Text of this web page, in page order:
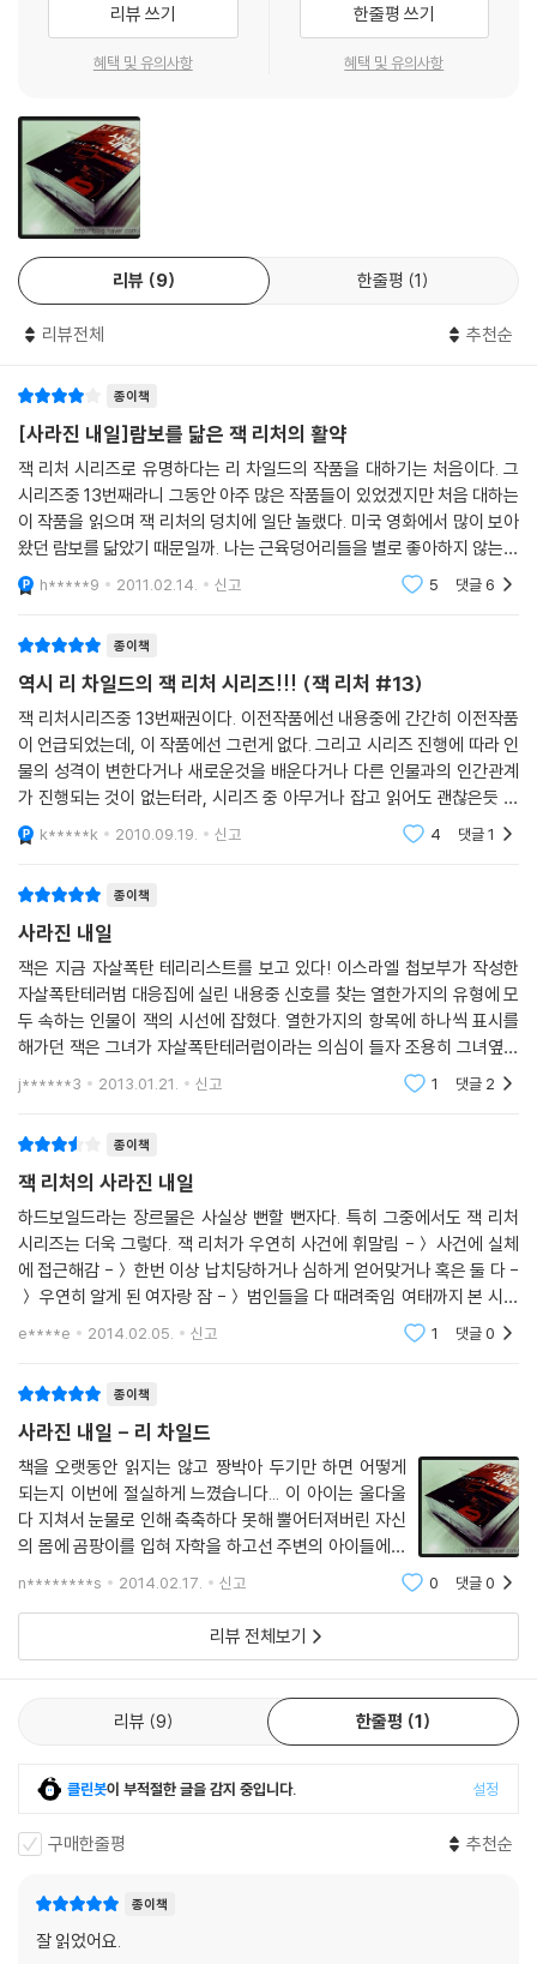
경길의 지루함을 달래줄, 엔터테인먼트 소설의 진수를 보여준다.
“주소도 없고 가족도 없고 휴대전화도 없는” 거칠 것이 없는 떠돌이 액션
주소도 없고 가족도 없고 휴대전화도 없이 전국을 떠도는, 이른바 3무(無)
방랑자 잭 리처는 이런저런 이유에 얽매여 함부로 몸을 운신하지 못하는
현대인의 모습과 사뭇 대비된다. 언제든 몸을 움직일 수 있도록 다른 거추
장스러운 것들은 몸에 지니지 않되 휴대용 칫솔 하나만큼은 항상 챙기는
잭 리처의 행적은 누구나 한 번쯤 마음속으로 그려보았을 자유와 닮아 있
다. 거기에다 군대에서 익힌 독보적인 백병전 능력과 무기를 다루는 노하
우, 평균을 훌쩍 뛰어넘는 장신의 키와 육중한 몸무게 등 누구에게도 지지
않는 신체적 능력을 과시하는 그의 액션은 머릿속으로 잠시 그려보는 것만
으로도 아드레날린이 솟구치는 흥분과 긴장을 선사한다. 직장에서 해고된
스타 작가의 반열에 올린 ‘잭 리처’ 캐릭터는 이렇듯 거칠고 거침없는 동시
에 재즈의 선율을 따라 발걸음을 옮길 만큼 보헤미안적인 매력을 뽐내기도
한다. 가진 것이 없기 때문에 구속받지 않고, 구속받지 않기 때문에 남의 눈
치 볼 것 없이 자신의 가치 기준에 따라 거침없이 행동해나가는 그의 모습
은 잭 리처라는 캐릭터를 영미권에서 가장 오랜 시간 사랑받는 액션 캐릭
터 중 하나로 자리 잡게 했다. 1997년의 『추적자』를 시작으로 매년 한 권
씩 발간해 2010년 『61시간 61hrs』(2011년 오픈하우스 출간 예정)까지
예정이기도 하다.
인간이기에 일어날 수 있는 인적 오류와 그로 인한 비극.
사라져가는 내일과 사라지지 않는 분노의 이중주
자살폭탄 테러리스트를 구분하는 열두 가지 행동지침을 아는가? 여자의
경우는 열한 가지로 줄어드는 이 리스트는 이스라엘군이 작성하여 배포한,
실제로 존재하는 행동지침이다. 부적절한 옷차림, 뻣뻣하고 기계적인 걸음
걸이 등 자살폭탄 테러범의 실제적인 행동 특징을 하나하나 소개해나가며
듯이 자세히 그 모습을 그려내며 독자의 시선을 사로잡는다. 그러나 인간
이기에 언제나 오류는 존재하는 법. 소설은 머릿속의 냉철한 이성과 마음
속의 불안한 감성을 대비시키며 읽는 이를 잭 리처가 앉아 있는 뉴욕 지하
철 6호선으로 초대한다. 만약 눈앞에 자살폭탄 테러리스트로 의심되는 사
람이 앉아 있다면 어떻게 행동하겠는가. 만약 판단이 맞는다면? 또는 틀리
다면? 테러라는 광풍에 휩쓸려 평범한 삶을 빼앗긴 한 여인의 모습으로부
터 시작하는 이 소설은 끊임없이 테러를 일으키는 자들과 그들과 협상하려
는 자들, 그에 휩쓸리는 자들과 그에 맞서는 인물들의 모습을 묘사해간다.
지침에 의해 오인되어 억울하게 사살당한 브라질 소년 사건이 있었다. 이
렇듯 9·11이라는 거대한 참사로 대변되는 테러의 끔찍성과 이를 피하고자
하는 집단의 이기심이 비롯시키는 또 다른 비극은 우리의 주변에서 알게
모르게 되풀이되고 있다. 아무런 연계성 없이 발생하는 테러에 평범한 삶
을 빼앗겨버린 억울한 시민들의 비극. 그리고 이를 피하고자 하는 행동이
일으키는 또 다른 비극. 이 사이를 작가 리 차일드는 잭 리처라는 인물을 통
해 통쾌하게 질러나간다. 주소도 가족도 없이, 휴대전화도 없이 사회 부적
과연 무엇일까. 마지막 페이지를 덮을 때까지 그 답을 알 수 없게 만드는 이
시선을 끝까지 사로잡는다.
멀티미디어 시대의 문학적 모색, 오픈하우스의 소설 네트워크 - 원더그라
운드!
눈앞에서 펼쳐지는 놀랍고도 낯선 세상! 소설이 줄 수 있는 가장 무한한 상
상력의 세계로 독자들을 초대할 오픈하우스의 새로운 소설 네트워크의 이
름이 정해졌다. 바로 원더그라운드. 독자들을 말 그대로 경탄스러운 또 하
나의 세상으로 안내할 오픈하우스의 원더그라운드는 지난 7월 발간된 존
가장 사랑받는 액션 영웅 잭 리처와 테러리스트의 대결을 그린 리 차일드
의 잭 리처 시리즈 『사라진 내일』, 핵이 터진 이후의 세계의 모습을 놀랍도
리 시리즈인 찰리 파커 시리즈의 첫 작품인 『죽어 있는 모든 것』, 리 차일드
책들에 관한 최신 정보는 원더그라운드 블로그 http://blog.naver.co
이 책에 쏟아진 찬사!
리뷰 쓰기
혜택 및 유의사항
한줄평 쓰기
혜택 및 유의사항
리뷰 9 한줄평 1
리뷰전체 추천순
종이책
[사라진 내일]람보를 닮은 잭 리처의 활약
잭 리처 시리즈로 유명하다는 리 차일드의 작품을 대하기는 처음이다. 그
시리즈중 13번째라니 그동안 아주 많은 작품들이 있었겠지만 처음 대하는
이 작품을 읽으며 잭 리처의 덩치에 일단 놀랬다. 미국 영화에서 많이 보아
왔던 람보를 닮았기 때문일까. 나는 근육덩어리들을 별로 좋아하지 않는터
라 잭 리처의 모습은 그다지 호감가지 않는 스타일이었다. 개인적으로 호
리호리한 몸매를
h*****9 2011.02.14. 신고 5 댓글6
종이책
역시 리 차일드의 잭 리처 시리즈!!! (잭 리처 #13)
잭 리처시리즈중 13번째권이다. 이전작품에선 내용중에 간간히 이전작품
이 언급되었는데, 이 작품에선 그런게 없다. 그리고 시리즈 진행에 따라 인
물의 성격이 변한다거나 새로운것을 배운다거나 다른 인물과의 인간관계
가 진행되는 것이 없는터라, 시리즈 중 아무거나 잡고 읽어도 괜찮은듯 싶
다. 1. Killing Floor(1997) = 추적자 2. Die Trying(1998) = 탈주자 3.
Tripwire(1999)
k*****k 2010.09.19. 신고 4 댓글1
종이책
사라진 내일
잭은 지금 자살폭탄 테리리스트를 보고 있다! 이스라엘 첩보부가 작성한
자살폭탄테러범 대응집에 실린 내용중 신호를 찾는 열한가지의 유형에 모
두 속하는 인물이 잭의 시선에 잡혔다. 열한가지의 항목에 하나씩 표시를
해가던 잭은 그녀가 자살폭탄테러럼이라는 의심이 들자 조용히 그녀옆으
로 접근을 해서 도움의 손길을 내밀기로 한다. 그러나 그런 잭의 접근은 이
상한 방향으로
j******3 2013.01.21. 신고 1 댓글 2
종이책
잭 리처의 사라진 내일
하드보일드라는 장르물은 사실상 뻔할 뻔자다. 특히 그중에서도 잭 리처
시리즈는 더욱 그렇다. 잭 리처가 우연히 사건에 휘말림 -＞ 사건에 실체
에 접근해감 -＞ 한번 이상 납치당하거나 심하게 얻어맞거나 혹은 둘 다 -
＞ 우연히 알게 된 여자랑 잠 -＞ 범인들을 다 때려죽임 여태까지 본 시리
즈가 모두 이랬다. 그런데 왜 다시금 잭 리처를 집어들게 만드는가? 잭 리
e****e 2014.02.05. 신고 1 댓글0
종이책
사라진 내일 - 리 차일드
책을 오랫동안 읽지는 않고 짱박아 두기만 하면 어떻게
되는지 이번에 절실하게 느꼈습니다... 이 아이는 울다울
다 지쳐서 눈물로 인해 축축하다 못해 뿔어터져버린 자신
의 몸에 곰팡이를 입혀 자학을 하고선 주변의 아이들에게
자신의 상황을 전염시키고자 했던 모냥입니다.. 뒤늦게 알
습하고 나서 마지막 숙주였던 이 아
n********s 2014.02.17. 신고 0 댓글0
리뷰 전체보기
리뷰 9 한줄평 1
클린봇이 부적절한 글을 감지 중입니다. 설정
구매한줄평 추천순
종이책
잘 읽었어요.